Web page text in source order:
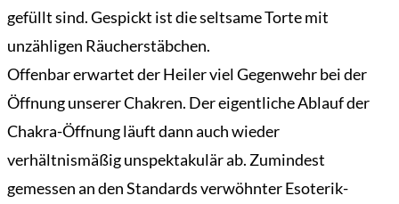
gefüllt sind. Gespickt ist die seltsame Torte mit
unzähligen Räucherstäbchen.
Offenbar erwartet der Heiler viel Gegenwehr bei der
Öffnung unserer Chakren. Der eigentliche Ablauf der
Chakra-Öffnung läuft dann auch wieder
verhältnismäßig unspektakulär ab. Zumindest
gemessen an den Standards verwöhnter Esoterik-